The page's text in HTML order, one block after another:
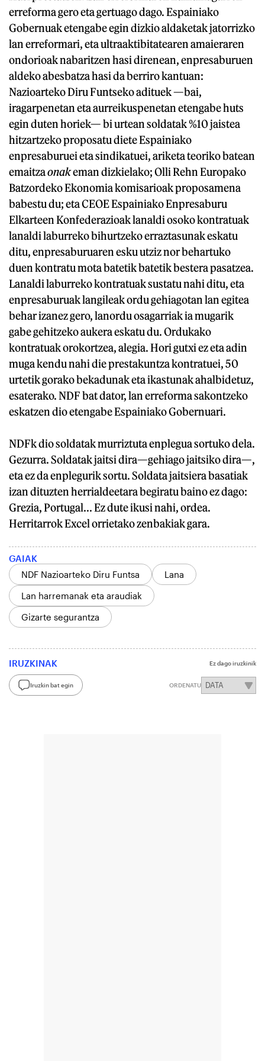
erreforma gero eta gertuago dago. Espainiako
Gobernuak etengabe egin dizkio aldaketak jatorrizko
lan erreformari, eta ultraaktibitatearen amaieraren
ondorioak nabaritzen hasi direnean, enpresaburuen
aldeko abesbatza hasi da berriro kantuan:
Nazioarteko Diru Funtseko adituek —bai,
iragarpenetan eta aurreikuspenetan etengabe huts
egin duten horiek— bi urtean soldatak %10 jaistea
hitzartzeko proposatu diete Espainiako
enpresaburuei eta sindikatuei, ariketa teoriko batean
emaitzaonakeman dizkielako; Olli Rehn Europako
Batzordeko Ekonomia komisarioak proposamena
babestu du; eta CEOE Espainiako Enpresaburu
Elkarteen Konfederazioak lanaldi osoko kontratuak
lanaldi laburreko bihurtzeko erraztasunak eskatu
ditu, enpresaburuaren esku utziz nor behartuko
duen kontratu mota batetik batetik bestera pasatzea.
Lanaldi laburreko kontratuak sustatu nahi ditu, eta
enpresaburuak langileak ordu gehiagotan lan egitea
behar izanez gero, lanordu osagarriak ia mugarik
gabe gehitzeko aukera eskatu du. Ordukako
kontratuak orokortzea, alegia. Hori gutxi ez eta adin
muga kendu nahi die prestakuntza kontratuei, 50
urtetik gorako bekadunak eta ikastunak ahalbidetuz,
esaterako. NDF bat dator, lan erreforma sakontzeko
eskatzen dio etengabe Espainiako Gobernuari.
NDFk dio soldatak murriztuta enplegua sortuko dela.
Gezurra. Soldatak jaitsi dira—gehiago jaitsiko dira—,
eta ez da enplegurik sortu. Soldata jaitsiera basatiak
izan dituzten herrialdeetara begiratu baino ez dago:
Grezia, Portugal... Ez dute ikusi nahi, ordea.
Herritarrok Excel orrietako zenbakiak gara.
GAIAK
NDF Nazioarteko Diru Funtsa
Lana
Lan harremanak eta araudiak
Gizarte segurantza
IRUZKINAK Ez dago iruzkinik
Iruzkin bat egin ORDENATU